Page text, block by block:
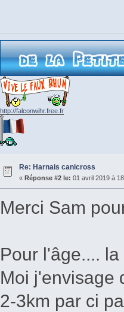
http://falconwihr.free.fr
Re: Harnais canicross
« Réponse #2 le: 01 avril 2019 à
Merci Sam
Pour l'âge....
Moi j'envisage
2-3km par ci